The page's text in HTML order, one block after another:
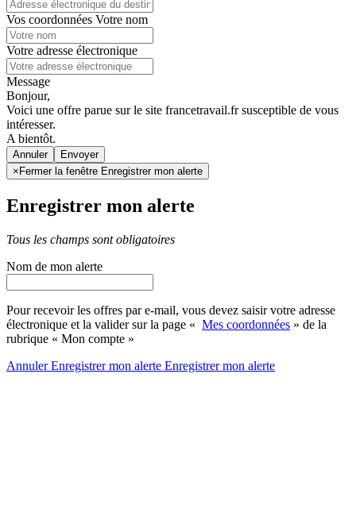
Vos coordonnées Votre nom
Votre adresse électronique
Message
Bonjour,
Voici une offre parue sur le site francetravail.fr susceptible de vous
intéresser.
A bientôt.
Annuler
× Fermer la fenêtre Enregistrer mon alerte
Enregistrer mon alerte
Tous les champs sont obligatoires
Nom de mon alerte
Pour recevoir les offres par e-mail, vous devez saisir votre adresse
électronique et la valider sur la page « Mes coordonnées » de la
rubrique « Mon compte »
AnnulerEnregistrer mon alerte Enregistrermon alerte